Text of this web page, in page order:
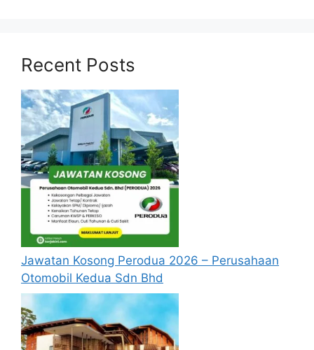
Recent Posts
Jawatan Kosong Perodua 2026 – Perusahaan
Otomobil Kedua Sdn Bhd